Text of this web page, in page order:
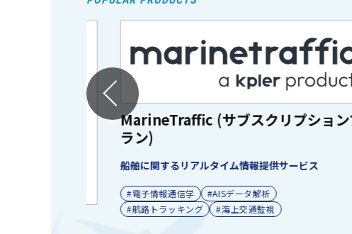
MarineTraffic (サブスクリプションプ
船舶に関するリアルタイム情報提供サービス
#電子情報通信学
#AISデータ解析
#航路トラッキング
#海上交通監視